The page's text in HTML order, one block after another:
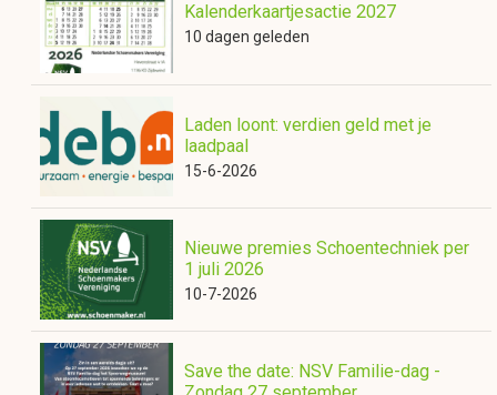
Kalenderkaartjesactie 2027
10 dagen geleden
Laden loont: verdien geld met je
laadpaal
15-6-2026
Nieuwe premies Schoentechniek per
1 juli 2026
10-7-2026
Save the date: NSV Familie-dag -